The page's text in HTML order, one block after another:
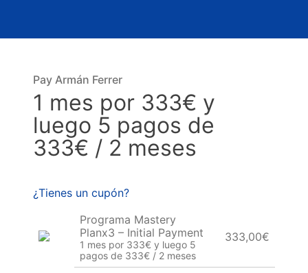
Pay Armán Ferrer
1 mes por 333€ y
luego 5 pagos de
333€ / 2 meses
¿Tienes un cupón?
Programa Mastery
Planx3 – Initial Payment
1 mes por 333€ y luego 5
pagos de 333€ / 2 meses
333,00€